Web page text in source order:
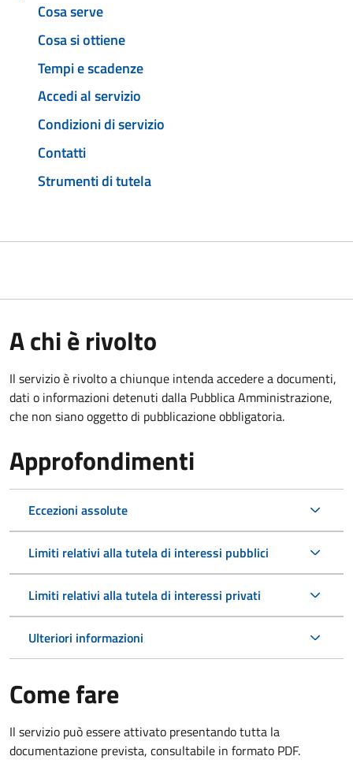
Cosa serve
Cosa si ottiene
Tempi e scadenze
Accedi al servizio
Condizioni di servizio
Contatti
Strumenti di tutela
A chi è rivolto
Il servizio è rivolto a chiunque intenda accedere a documenti,
dati o informazioni detenuti dalla Pubblica Amministrazione,
che non siano oggetto di pubblicazione obbligatoria.
Approfondimenti
Eccezioni assolute
Limiti relativi alla tutela di interessi pubblici
Limiti relativi alla tutela di interessi privati
Ulteriori informazioni
Come fare
Il servizio può essere attivato presentando tutta la
documentazione prevista, consultabile in formato PDF.